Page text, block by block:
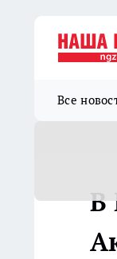
Все
В